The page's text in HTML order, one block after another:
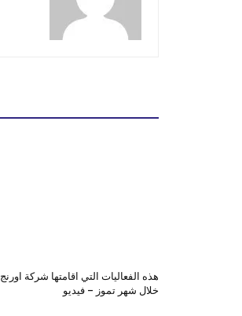
هذه الفعاليات التي اقامتها شركة اورنج
خلال شهر تموز – فيديو